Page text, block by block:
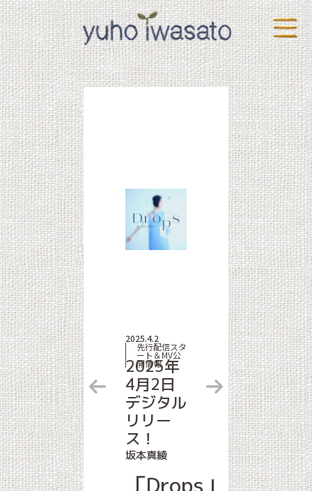
2025.4.2
先行配信スタ
ート＆MV公
開情報
2025年
4月2日
デジタル
リリー
ス！
坂本真綾